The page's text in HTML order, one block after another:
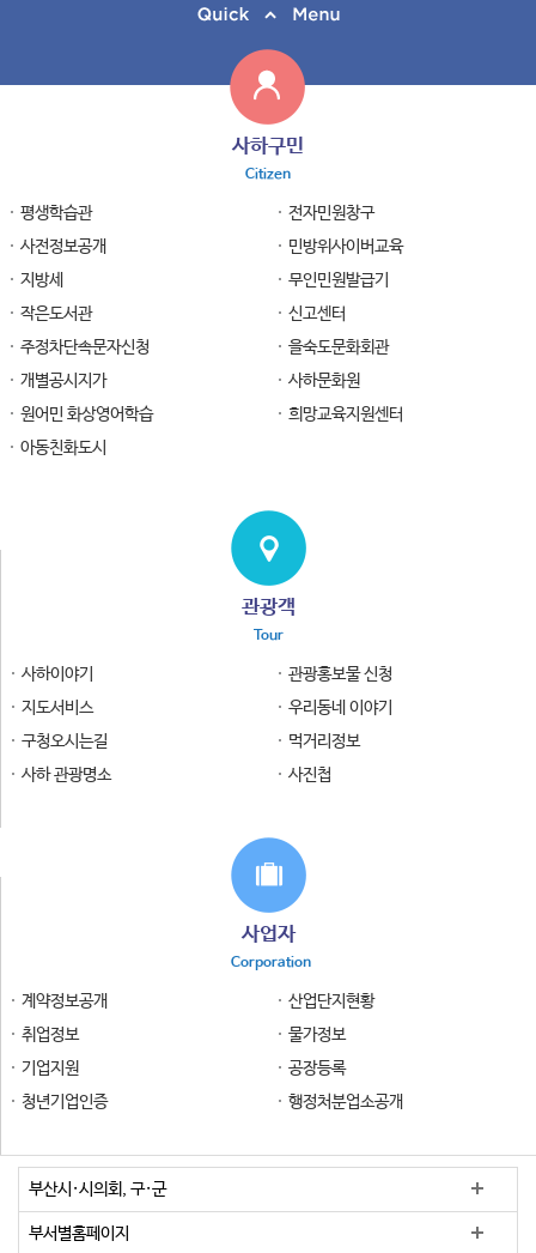
사하구민
Citizen
평생학습관
전자민원창구
사전정보공개
민방위사이버교육
지방세
무인민원발급기
작은도서관
신고센터
주정차단속문자신청
을숙도문화회관
개별공시지가
사하문화원
원어민 화상영어학습
희망교육지원센터
아동친화도시
관광객
Tour
사하이야기
관광홍보물 신청
지도서비스
우리동네 이야기
구청오시는길
먹거리정보
사하 관광명소
사진첩
사업자
Corporation
계약정보공개
산업단지현황
취업정보
물가정보
기업지원
공장등록
청년기업인증
행정처분업소공개
부산시·시의회, 구·군
부서별홈페이지